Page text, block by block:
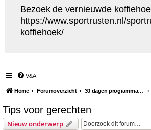
Bezoek de vernieuwde
https://www.sportrusten.nl/
koffiehoek/
V&A
Home Forumoverzicht 30 dagen programma 5 kilo kwijt
Tips voor gerechten
Nieuw onderwerp